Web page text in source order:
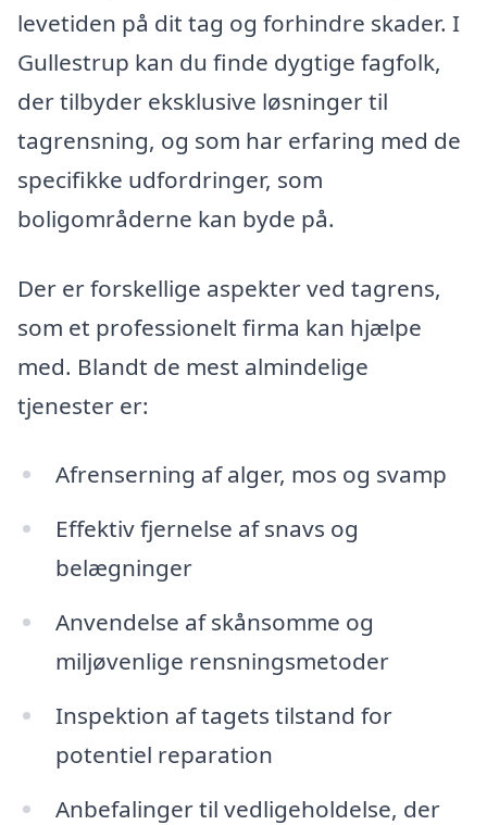
levetiden på dit tag og forhindre skader. I
Gullestrup kan du finde dygtige fagfolk,
der tilbyder eksklusive løsninger til
tagrensning, og som har erfaring med de
specifikke udfordringer, som
boligområderne kan byde på.
Der er forskellige aspekter ved tagrens,
som et professionelt firma kan hjælpe
med. Blandt de mest almindelige
tjenester er:
Afrenserning af alger, mos og svamp
Effektiv fjernelse af snavs og
belægninger
Anvendelse af skånsomme og
miljøvenlige rensningsmetoder
Inspektion af tagets tilstand for
potentiel reparation
Anbefalinger til vedligeholdelse, der